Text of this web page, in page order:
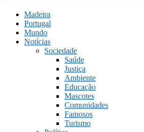
Madeira
Portugal
Mundo
Notícias
Sociedade
Saúde
Justiça
Ambiente
Educação
Mascotes
Comunidades
Famosos
Turismo